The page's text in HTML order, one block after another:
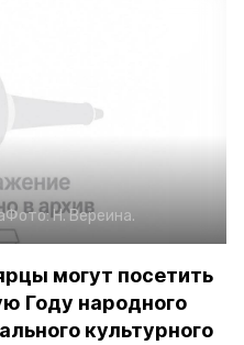
Фото:Н. Вереина.
могут посетить
Году народного
культурного